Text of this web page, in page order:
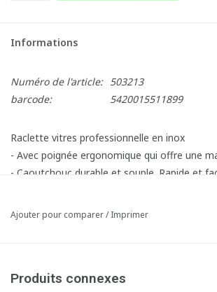
Informations
Numéro de l'article: 503213
barcode:
5420015511899
Raclette vitres professionnelle en inox
- Avec poignée ergonomique qui offre une
- Caoutchouc durable et souple. Rapide et
Article composé des éléments suivants:
Boma
Ajouter pour comparer/Imprimer
Produits connexes